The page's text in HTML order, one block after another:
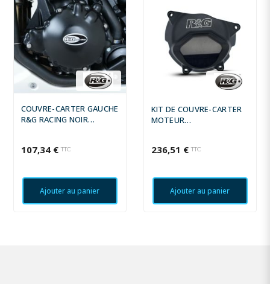
COUVRE-CARTER GAUCHE
R&G RACING NOIR
107,34 € TTC
Ajouter au panier
KIT DE COUVRE-CARTER
MOTEUR
236,51 € TTC
Ajouter au panier